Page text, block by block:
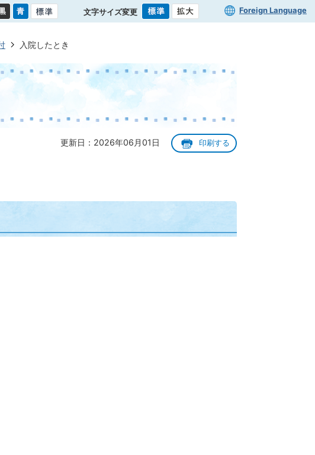
文字サイズ変更 Foreign Language
入院したとき
更新日：2026年06月01日 印刷する